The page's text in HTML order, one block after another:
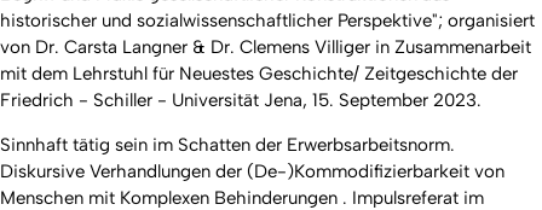
historischer und sozialwissenschaftlicher Perspektive"; organisiert
von Dr. Carsta Langner & Dr. Clemens Villiger in Zusammenarbeit
mit dem Lehrstuhl für Neuestes Geschichte/ Zeitgeschichte der
Friedrich - Schiller - Universität Jena, 15. September 2023.
Sinnhaft tätig sein im Schatten der Erwerbsarbeitsnorm.
Diskursive Verhandlungen der (De-)Kommodifizierbarkeit von
Menschen mit Komplexen Behinderungen . Impulsreferat im